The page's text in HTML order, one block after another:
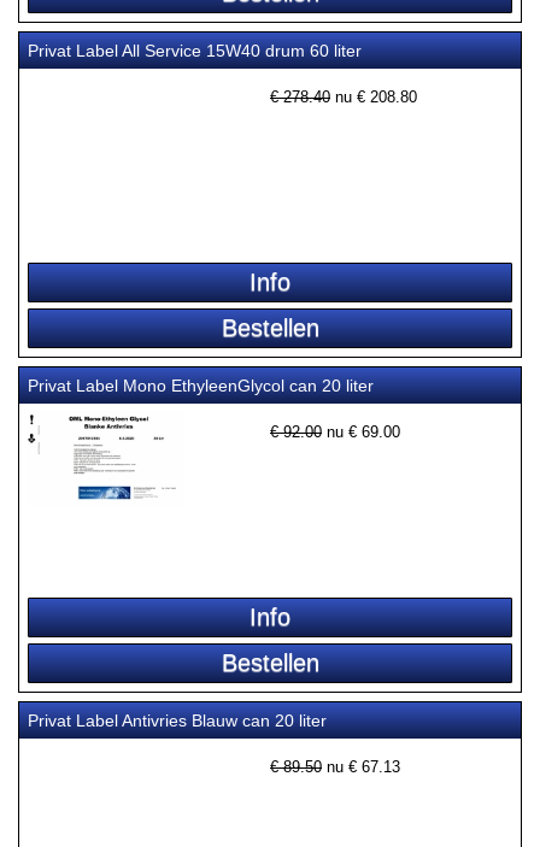
Privat Label All Service 15W40 drum 60 liter
€ 278.40 nu € 208.80
Privat Label Mono EthyleenGlycol can 20 liter
€ 92.00 nu € 69.00
Privat Label Antivries Blauw can 20 liter
€ 89.50 nu € 67.13